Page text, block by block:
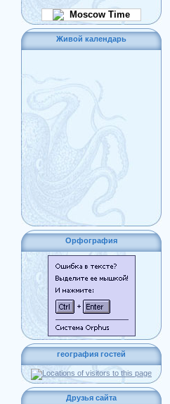
Moscow Time
Живой календарь
Орфография
география гостей
Друзья сайта